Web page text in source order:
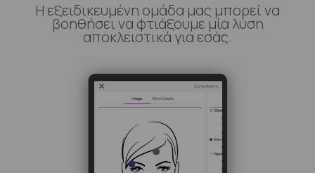
Η εξειδικευμένη ομάδα μας μπορεί να
βοηθήσει να φτιάξουμε μία λύση
αποκλειστικά για εσάς.